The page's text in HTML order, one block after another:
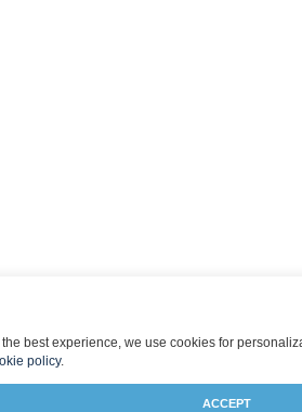
best experience, we use cookies for
policy.
ACCEPT